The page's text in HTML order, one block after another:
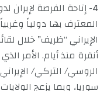
4- إتاحة الفرصة
المعترف بها دولياً
الإيراني “ظريف” خلال
أنقرة منذ أيام. الأمر
الروسي/ التركي/
سوريا، وبما يزعج